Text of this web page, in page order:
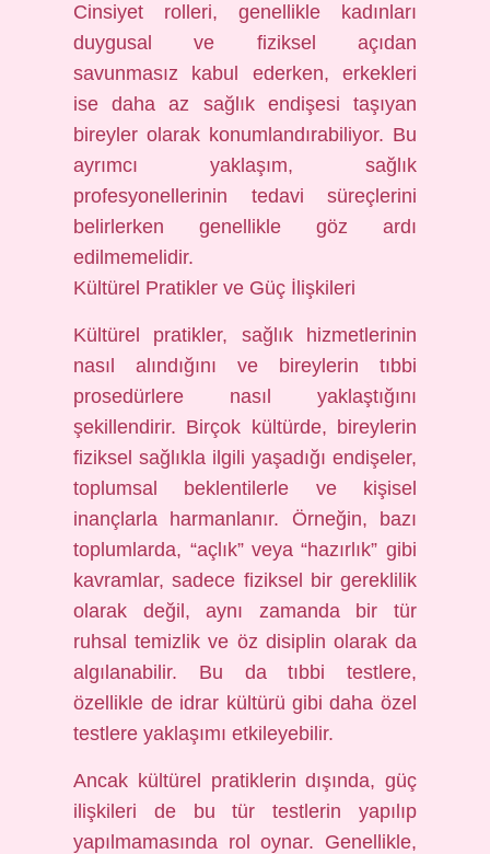
Cinsiyet rolleri, genellikle kadınları
duygusal ve fiziksel açıdan
savunmasız kabul ederken, erkekleri
ise daha az sağlık endişesi taşıyan
bireyler olarak konumlandırabiliyor. Bu
ayrımcı yaklaşım, sağlık
profesyonellerinin tedavi süreçlerini
belirlerken genellikle göz ardı
edilmemelidir.
Kültürel Pratikler ve Güç İlişkileri
Kültürel pratikler, sağlık hizmetlerinin
nasıl alındığını ve bireylerin tıbbi
prosedürlere nasıl yaklaştığını
şekillendirir. Birçok kültürde, bireylerin
fiziksel sağlıkla ilgili yaşadığı endişeler,
toplumsal beklentilerle ve kişisel
inançlarla harmanlanır. Örneğin, bazı
toplumlarda, “açlık” veya “hazırlık” gibi
kavramlar, sadece fiziksel bir gereklilik
olarak değil, aynı zamanda bir tür
ruhsal temizlik ve öz disiplin olarak da
algılanabilir. Bu da tıbbi testlere,
özellikle de idrar kültürü gibi daha özel
testlere yaklaşımı etkileyebilir.
Ancak kültürel pratiklerin dışında, güç
ilişkileri de bu tür testlerin yapılıp
yapılmamasında rol oynar. Genellikle,